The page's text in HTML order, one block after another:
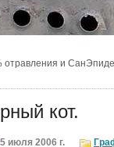
отравления и
кот.
июля 2006 г.